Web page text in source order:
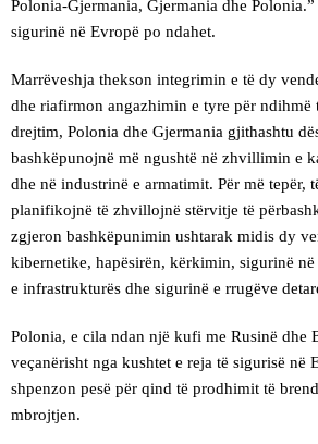
Polonia-Gjermania, Gjermania dhe
sigurinë në Evropë po ndahet.
Marrëveshja thekson integrimin e të dy
dhe riafirmon angazhimin e tyre për ndihmë
drejtim, Polonia dhe Gjermania gjithashtu
bashkëpunojnë më ngushtë në zhvillimin e
dhe në industrinë e armatimit. Për më tepër,
planifikojnë të zhvillojnë stërvitje të
zgjeron bashkëpunimin ushtarak midis dy
kibernetike, hapësirën, kërkimin, sigurinë
e infrastrukturës dhe sigurinë e rrugëve
Polonia, e cila ndan një kufi me Rusinë dhe
veçanërisht nga kushtet e reja të sigurisë në
shpenzon pesë për qind të prodhimit të
mbrojtjen.